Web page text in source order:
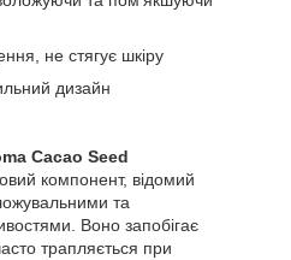
не стягує шкіру
дизайн
Cacao Seed
компонент, відомий
та
Воно запобігає
трапляється при